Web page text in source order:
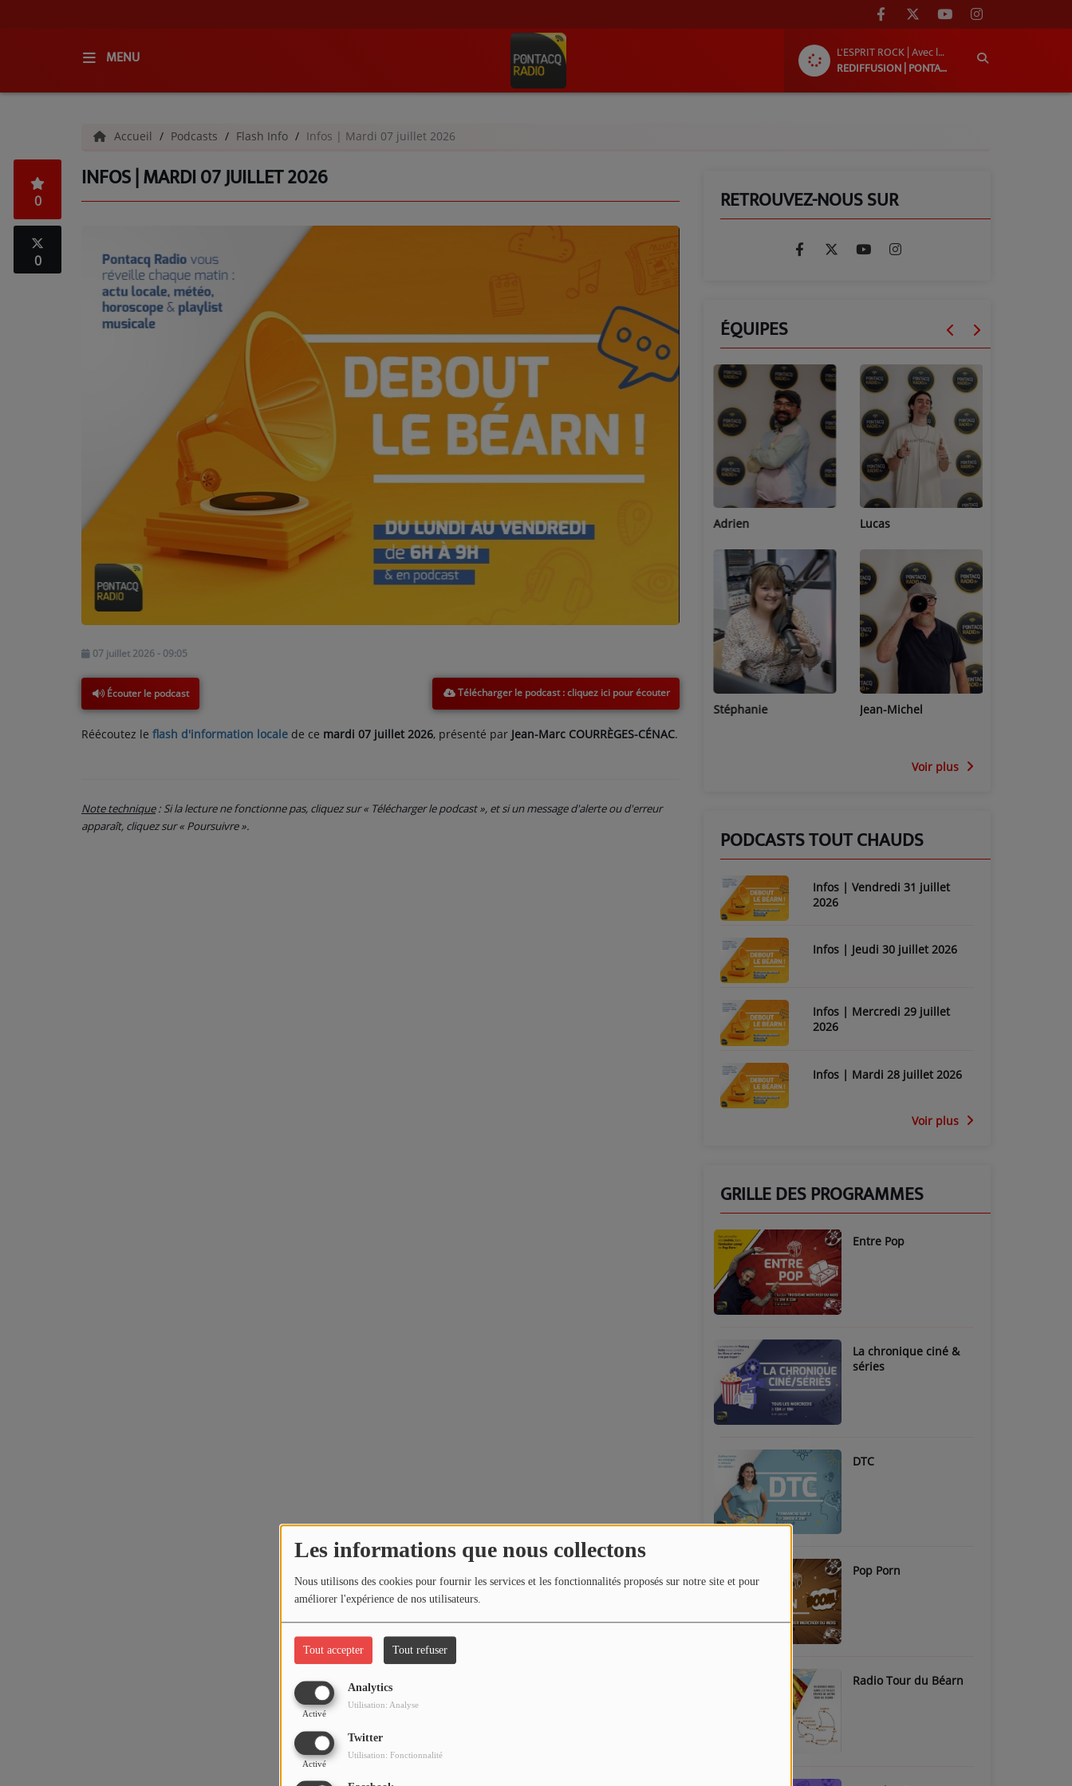
Les informations que nous collectons
Nous utilisons des cookies pour fournir les services et les fonctionnalités proposés sur notre site et pour
améliorer l'expérience de nos utilisateurs.
Tout accepter Tout refuser
Analytics
Activé
Utilisation: Analyse
Twitter
Activé
Utilisation: Fonctionnalité
MENU
L'ESPRIT ROCK | Avec le groupe « Ni!L »
REDIFFUSION | PONTACQ RADIO
QUI SOMMES-NOUS ?
GRILLE DES PROGRAMMES
C'ÉTAIT QUOI CE TITRE ?
VOS ÉMISSIONS EN IMAGES
ANNONCEURS & ESPACE PRO
VOTRE PUBLICITÉ SUR PONTACQ RADIO
LOCATION DE STUDIOS
ÉDUCATION AUX MÉDIAS ET À
L'INFORMATION
EN QUOI ÇA CONSISTE ?
ÉCOUTEZ LES PRODUCTIONS
RECRUTEMENT
Accueil Podcasts Flash Info Infos | Mardi 07 juillet 2026
INFOS | MARDI 07 JUILLET 2026
0
0
07 juillet 2026 - 09:05
Écouter le podcast Télécharger le podcast
Réécoutez le flash d'information locale de ce mardi 07 juillet 2026, présenté par Jean-Marc COURRÈGES-CÉNAC.
Note technique: Si la lecture ne fonctionne pas, cliquez sur « Télécharger le podcast », et si un message d'alerte ou d'erreur
apparaît, cliquez sur « Poursuivre ».
RETROUVEZ-NOUS SUR
ÉQUIPES
Marion
Émilie
Adrien
Stéphanie
Lucas
Jean-Michel
Voir plus
PODCASTS TOUT CHAUDS
Infos | Vendredi 31 juillet
2026
Infos | Jeudi 30 juillet 2026
Infos | Mercredi 29 juillet
2026
Infos | Mardi 28 juillet 2026
Voir plus
GRILLE DES PROGRAMMES
Entre Pop
La chronique ciné &
séries
DTC
Pop Porn
Radio Tour du Béarn